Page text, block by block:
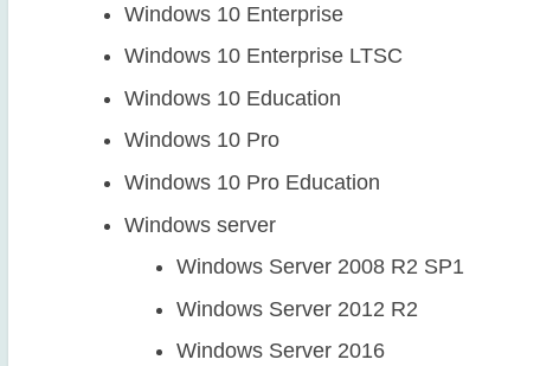
Windows 10 Enterprise
Windows 10 Enterprise LTSC
Windows 10 Education
Windows 10 Pro
Windows 10 Pro Education
Windows server
Windows Server 2008 R2 SP1
Windows Server 2012 R2
Windows Server 2016